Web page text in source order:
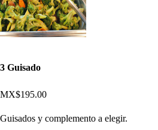
3 Guisado
MX$195.00
Guisados y complemento a elegir.